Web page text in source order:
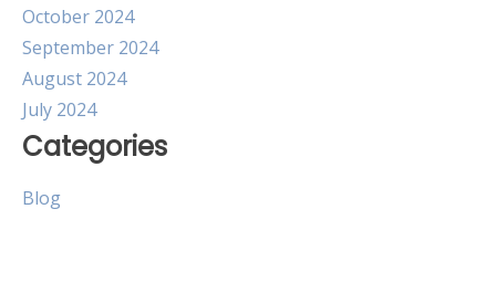
October 2024
September 2024
August 2024
July 2024
Categories
Blog